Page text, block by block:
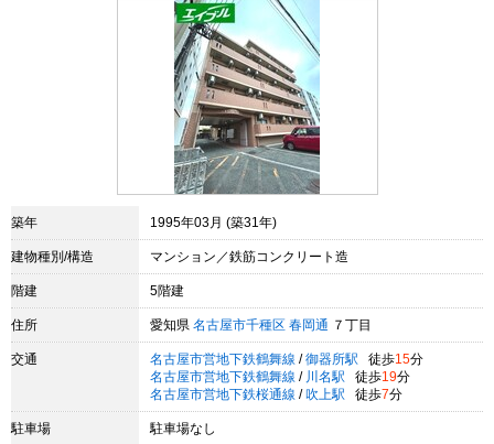
築年 1995年03月 (築31年)
建物種別/構造 マンション／鉄筋コンクリート造
階建 5階建
住所 愛知県 名古屋市千種区 春岡通 ７丁目
交通 名古屋市営地下鉄鶴舞線 / 御器所駅 徒歩15分
名古屋市営地下鉄鶴舞線 / 川名駅 徒歩19分
名古屋市営地下鉄桜通線 / 吹上駅 徒歩7分
駐車場 駐車場なし